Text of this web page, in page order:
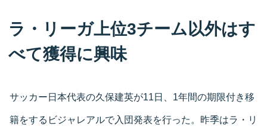
ラ・リーガ上位3チーム以外はす
べて獲得に興味
サッカー日本代表の久保建英が11日、1年間の期限付き移
籍をするビジャレアルで入団発表を行った。昨季はラ・リ